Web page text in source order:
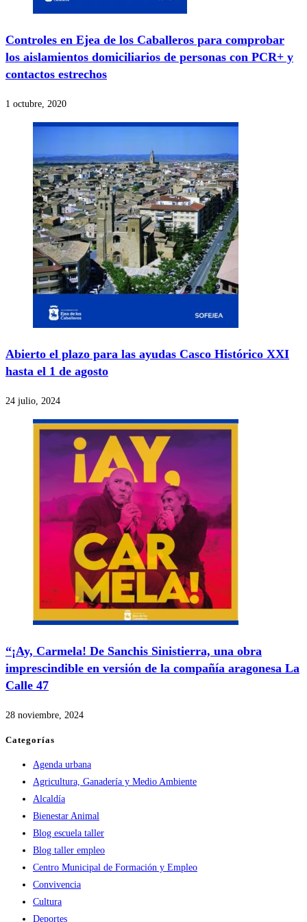
Controles en Ejea de los Caballeros para comprobar
los aislamientos domiciliarios de personas con PCR+ y
contactos estrechos
1 octubre, 2020
Abierto el plazo para las ayudas Casco Histórico XXI
hasta el 1 de agosto
24 julio, 2024
“¡Ay, Carmela! De Sanchis Sinistierra, una obra
imprescindible en versión de la compañía aragonesa La
Calle 47
28 noviembre, 2024
Categorías
Agenda urbana
Agricultura, Ganadería y Medio Ambiente
Alcaldía
Bienestar Animal
Blog escuela taller
Blog taller empleo
Centro Municipal de Formación y Empleo
Convivencia
Cultura
Deportes